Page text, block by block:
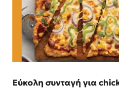
Εύκολη συνταγή για